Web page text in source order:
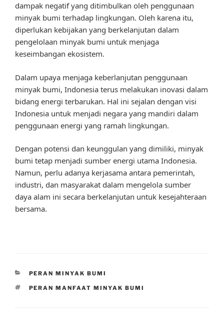
dampak negatif yang ditimbulkan oleh penggunaan
minyak bumi terhadap lingkungan. Oleh karena itu,
diperlukan kebijakan yang berkelanjutan dalam
pengelolaan minyak bumi untuk menjaga
keseimbangan ekosistem.
Dalam upaya menjaga keberlanjutan penggunaan
minyak bumi, Indonesia terus melakukan inovasi dalam
bidang energi terbarukan. Hal ini sejalan dengan visi
Indonesia untuk menjadi negara yang mandiri dalam
penggunaan energi yang ramah lingkungan.
Dengan potensi dan keunggulan yang dimiliki, minyak
bumi tetap menjadi sumber energi utama Indonesia.
Namun, perlu adanya kerjasama antara pemerintah,
industri, dan masyarakat dalam mengelola sumber
daya alam ini secara berkelanjutan untuk kesejahteraan
bersama.
CATEGORIES
PERAN MINYAK BUMI
TAGS
PERAN MANFAAT MINYAK BUMI